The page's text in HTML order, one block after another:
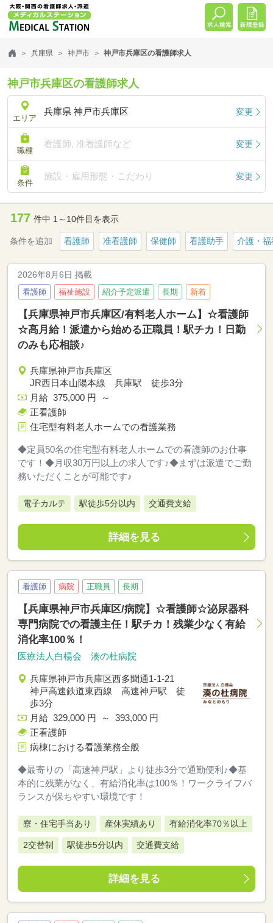
兵庫県 神戸市 神戸市兵庫区の看護師求人
神戸市兵庫区の看護師求人
エリア
兵庫県 神戸市兵庫区 変更
職種
看護師, 准看護師など 変更
条件
施設・雇用形態・こだわり 変更
177 件中 1～10件目を表示
条件を追加 看護師 准看護師 保健師 看護助手 介護・
2026年8月6日 掲載
看護師 福祉施設 紹介予定派遣 長期 新着
【兵庫県神戸市兵庫区/有料老人ホーム】☆看護師
☆高月給！派遣から始める正職員！駅チカ！日勤
のみも応相談♪
兵庫県神戸市兵庫区
JR西日本山陽本線 兵庫駅 徒歩3分
月給 375,000 円 ～
正看護師
住宅型有料老人ホームでの看護業務
◆定員50名の住宅型有料老人ホームでの看護師のお仕事
です！◆月収30万円以上の求人です♪◆まずは派遣でご勤
務いただくことが可能です♪
電子カルテ 駅徒歩5分以内 交通費支給
詳細を見る
看護師 病院 正職員 長期
【兵庫県神戸市兵庫区/病院】☆看護師☆泌尿器科
専門病院での看護主任！駅チカ！残業少なく有給
消化率100％！
医療法人白楊会 湊の杜病院
兵庫県神戸市兵庫区西多聞通1-1-21
神戸高速鉄道東西線 高速神戸駅 徒
歩3分
月給 329,000 円 ～ 393,000 円
正看護師
病棟における看護業務全般
◆最寄りの「高速神戸駅」より徒歩3分で通勤便利♪◆基
本的に残業がなく、有給消化率は100％！ワークライフバ
ランスが保ちやすい環境です！
寮・住宅手当あり 産休実績あり 有給消化率70％以上
2交替制 駅徒歩5分以内 交通費支給
詳細を見る